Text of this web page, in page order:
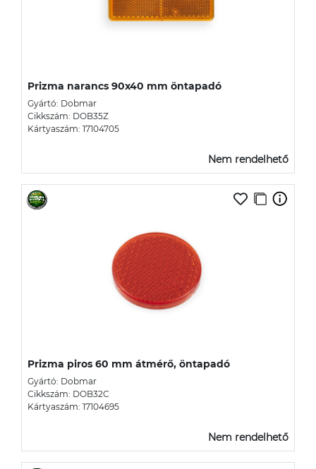
Prizma narancs 90x40 mm öntapadó
Gyártó: Dobmar
Cikkszám: DOB35Z
Kártyaszám: 17104705
Nem rendelhető
Prizma piros 60 mm átmérő, öntapadó
Gyártó: Dobmar
Cikkszám: DOB32C
Kártyaszám: 17104695
Nem rendelhető